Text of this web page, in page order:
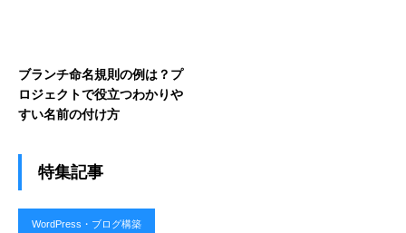
ブランチ命名規則の例は？プ
ロジェクトで役立つわかりや
すい名前の付け方
特集記事
WordPress・ブログ構築